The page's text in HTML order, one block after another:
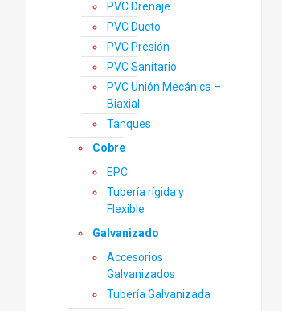
PVC Drenaje
PVC Ducto
PVC Presión
PVC Sanitario
PVC Unión Mecánica –
Biaxial
Tanques
Cobre
EPC
Tubería rígida y
Flexible
Galvanizado
Accesorios
Galvanizados
Tubería Galvanizada